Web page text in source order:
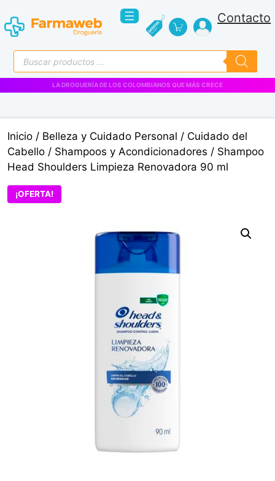
al
contenido
Contacto
Búsqueda
de
productos
VENTAS EMPRESARIALES
Inicio / Belleza y Cuidado Personal / Cuidado del
Cabello / Shampoos y Acondicionadores / Shampoo
Head Shoulders Limpieza Renovadora 90 ml
¡OFERTA!